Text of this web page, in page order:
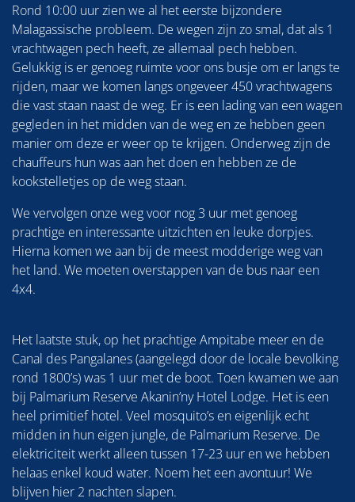
Rond 10:00 uur zien we al het eerste bijzondere
Malagassische probleem. De wegen zijn zo smal, dat als 1
vrachtwagen pech heeft, ze allemaal pech hebben.
Gelukkig is er genoeg ruimte voor ons busje om er langs te
rijden, maar we komen langs ongeveer 450 vrachtwagens
die vast staan naast de weg. Er is een lading van een wagen
gegleden in het midden van de weg en ze hebben geen
manier om deze er weer op te krijgen. Onderweg zijn de
chauffeurs hun was aan het doen en hebben ze de
kookstelletjes op de weg staan.
We vervolgen onze weg voor nog 3 uur met genoeg
prachtige en interessante uitzichten en leuke dorpjes.
Hierna komen we aan bij de meest modderige weg van
het land. We moeten overstappen van de bus naar een
4x4.
Het laatste stuk, op het prachtige Ampitabe meer en de
Canal des Pangalanes (aangelegd door de locale bevolking
rond 1800’s) was 1 uur met de boot. Toen kwamen we aan
bij Palmarium Reserve Akanin’ny Hotel Lodge. Het is een
heel primitief hotel. Veel mosquito’s en eigenlijk echt
midden in hun eigen jungle, de Palmarium Reserve. De
elektriciteit werkt alleen tussen 17-23 uur en we hebben
helaas enkel koud water. Noem het een avontuur! We
blijven hier 2 nachten slapen.